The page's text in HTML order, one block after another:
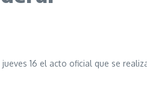
16 el acto oficial que se